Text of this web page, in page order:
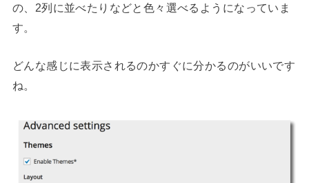
の、2列に並べたりなどと色々選べるようになっていま
す。
どんな感じに表示されるのかすぐに分かるのがいいです
ね。